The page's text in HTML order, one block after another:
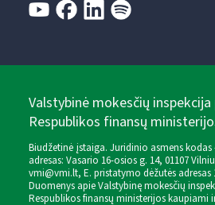
Valstybinė mokesčių
Respublikos finansų
Biudžetinė įstaiga. Juridinio asmens kodas
adresas: Vasario 16-osios g. 14, 01107
vmi@vmi.lt, E. pristatymo dėžutės adresas
Duomenys apie Valstybinę mokesčių
Respublikos finansų ministerijos kaupiami